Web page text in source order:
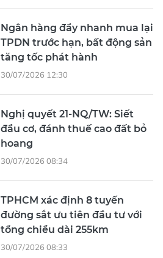
Ngân hàng đẩy nhanh mua lại
TPDN trước hạn, bất động sản
tăng tốc phát hành
30/07/2026 12:30
Nghị quyết 21-NQ/TW: Siết
đầu cơ, đánh thuế cao đất bỏ
hoang
30/07/2026 08:34
TPHCM xác định 8 tuyến
đường sắt ưu tiên đầu tư với
tổng chiều dài 255km
30/07/2026 08:33